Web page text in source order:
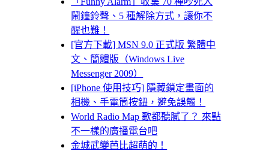
鬧鐘鈴聲、5 種解除方式，讓你不
醒也難！
[官方下載] MSN 9.0 正式版 繁體中
文、簡體版（Windows Live
Messenger 2009）
[iPhone 使用技巧] 隱藏鎖定畫面的
相機、手電筒按鈕，避免誤觸！
World Radio Map 歌都聽膩了？ 來點
不一樣的廣播電台吧
金城武變芭比超萌的！